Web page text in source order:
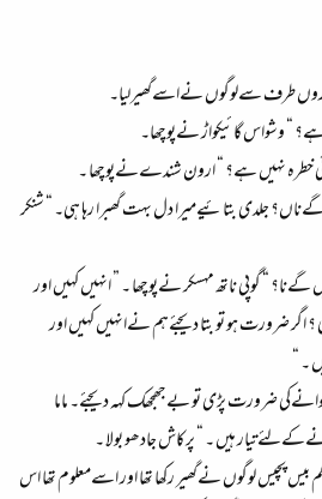
طرف سےلوگوں نےاسےگھیرلیا۔
“ وشواس گائیکواڑ نےپوچھا۔
کوئی خطرہ نہیں ہے؟ “ ارون شندےنےپوچھا ۔
جلدی بتائیےمیرا دل بہت گھبرا رہا ہی۔ “ شنکر
گےنا؟ “ گوپی ناتھ مہسکر نےپوچھا ۔ ” انہیں کہیں اور
ضرورت ہو تو بتا دیجئےہم نےانہیں کہیں اور
۔ “
ضرورت پڑی تو بےجھجھک کہہ دیجئے۔ ماما
ہیں ۔ “ پرکاش جادھو بولا ۔
پچیس لوگوں نےگھیر رکھا تھا اور اسےمعلوم تھا اس